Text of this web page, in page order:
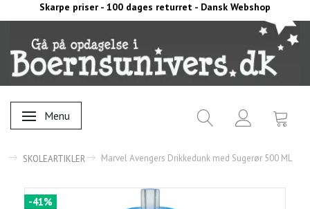
Skarpe priser - 100 dages returret - Dansk Webshop
Skifte navigation
Menu
SKOLEARTIKLER Marvel Avengers Drikkedunk med Sugerør 500 ML
-41%